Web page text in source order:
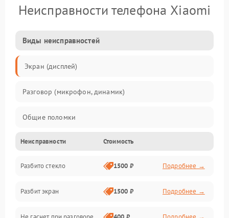
Неисправности телефона Xiaomi
Виды неисправностей
Экран (дисплей)
Разговор (микрофон, динамик)
Общие поломки
Проблемы связи
Камеры
Проблемы с дисплеем и сенсором
Неисправности Стоимость
Разбито стекло 1500 ₽ Подробнее →
Разбит экран 1500 ₽ Подробнее →